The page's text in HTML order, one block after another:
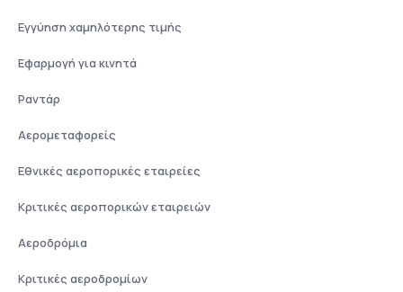
Εγγύηση χαμηλότερης τιμής
Εφαρμογή για κινητά
Ραντάρ
Αερομεταφορείς
Εθνικές αεροπορικές εταιρείες
Κριτικές αεροπορικών εταιρειών
Αεροδρόμια
Κριτικές αεροδρομίων